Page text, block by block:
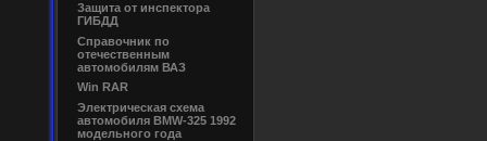
Защита от инспектора
ГИБДД
Справочник по
отечественным
автомобилям ВАЗ
Win RAR
Электрическая схема
автомобиля BMW-325 1992
модельного года